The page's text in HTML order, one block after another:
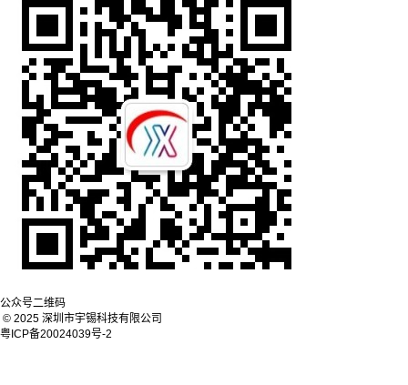
公众号二维码
© 2025 深圳市宇锡科技有限公司
粤ICP备20024039号-2